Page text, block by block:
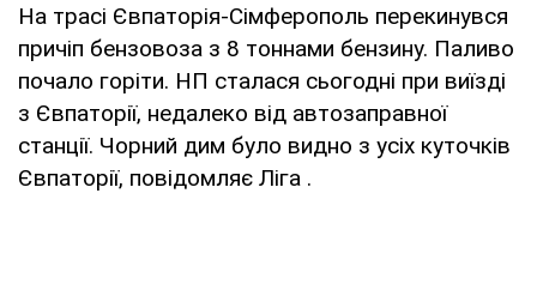
На трасі Євпаторія-Сімферополь перекинувся
причіп бензовоза з 8 тоннами бензину. Паливо
почало горіти. НП сталася сьогодні при виїзді
з Євпаторії, недалеко від автозаправної
станції. Чорний дим було видно з усіх куточків
Євпаторії, повідомляє Ліга .